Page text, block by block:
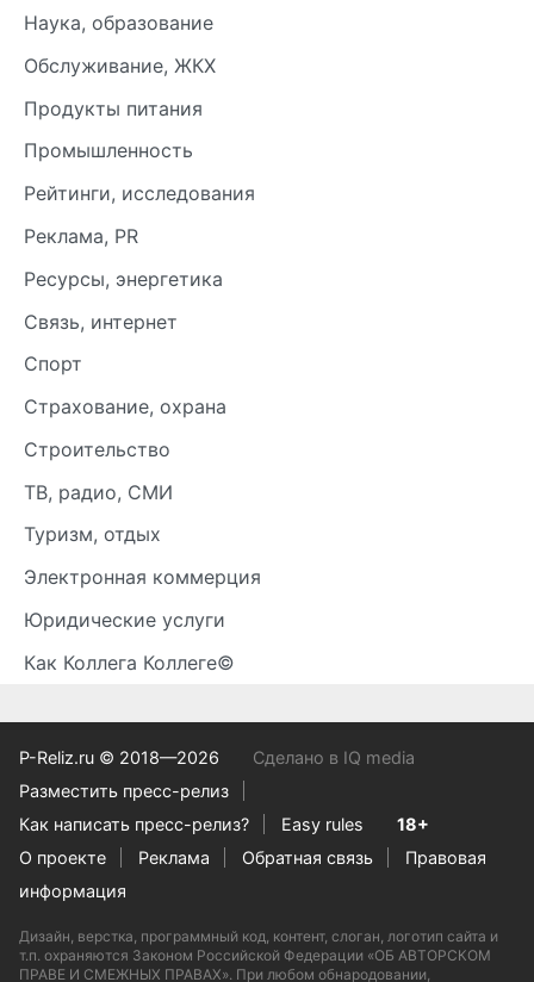
Наука, образование
Обслуживание, ЖКХ
Продукты питания
Промышленность
Рейтинги, исследования
Реклама, PR
Ресурсы, энергетика
Связь, интернет
Спорт
Страхование, охрана
Строительство
ТВ, радио, СМИ
Туризм, отдых
Электронная коммерция
Юридические услуги
Как Коллега Коллеге©
P-Reliz.ru © 2018—2026
Сделано в IQ media
Разместить пресс-релиз
Как написать пресс-релиз?
Easy rules
18+
О проекте
Реклама Обратная связь
Правовая
информация
Дизайн, верстка, программный код, контент, слоган, логотип сайта и
т.п. охраняются Законом Российской Федерации «ОБ АВТОРСКОМ
ПРАВЕ И СМЕЖНЫХ ПРАВАХ». При любом обнародовании,